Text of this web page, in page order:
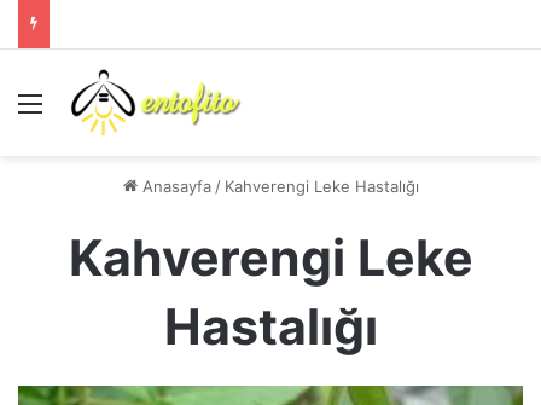
Menü
Anasayfa / Kahverengi Leke Hastalığı
Kahverengi Leke
Hastalığı